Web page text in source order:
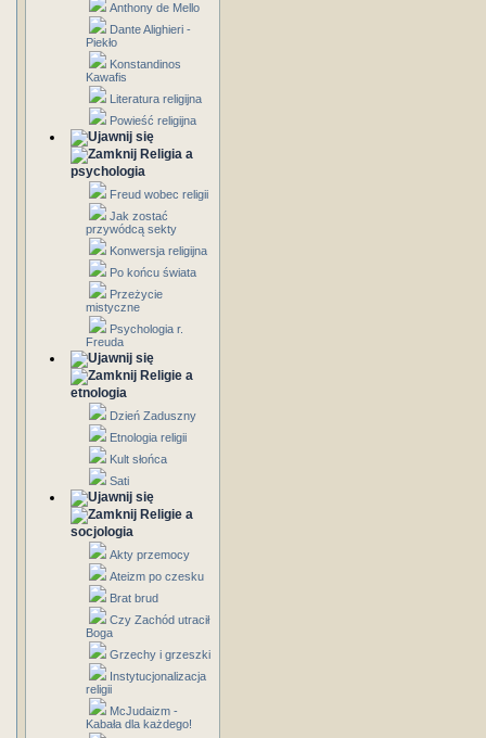
Anthony de Mello
Dante Alighieri -
Piekło
Konstandinos
Kawafis
Literatura religijna
Powieść religijna
Religia a
psychologia
Freud wobec religii
Jak zostać
przywódcą sekty
Konwersja religijna
Po końcu świata
Przeżycie
mistyczne
Psychologia r.
Freuda
Religie a
etnologia
Dzień Zaduszny
Etnologia religii
Kult słońca
Sati
Religie a
socjologia
Akty przemocy
Ateizm po czesku
Brat brud
Czy Zachód utracił
Boga
Grzechy i grzeszki
Instytucjonalizacja
religii
McJudaizm -
Kabała dla każdego!